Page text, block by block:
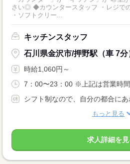
さい◎ ◆カウンタースタッフ ・レジでの接客、注文 ・ドリンク作り
・ソフトクリー...
キッチンスタッフ
石川県金沢市/押野駅（車 7分
時給1,060円～
7：00〜23：00 ※上記は営業時
シフト制なので、自分の都合に
もっと見る
求人詳細を見